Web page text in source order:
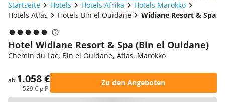
Startseite Hotels Hotels Afrika
Hotels Marokko
Hotels Atlas
Hotels Bin el Ouidane Widiane Resort & Spa
Hotel Widiane Resort & Spa (Bin el Ouidane)
Chemin du Lac, Bin el Ouidane, Atlas, Marokko
ab 1.058 €
529 € p.P.
Zu den Angeboten